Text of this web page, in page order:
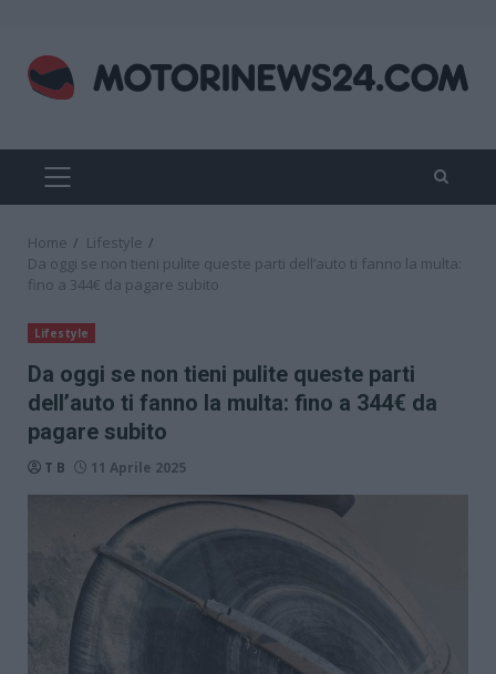
content
PRIMARY
MENU
Home
Lifestyle
Da oggi se non tieni pulite queste parti dell’auto ti fanno la multa:
fino a 344€ da pagare subito
Lifestyle
Da oggi se non tieni pulite queste parti
dell’auto ti fanno la multa: fino a 344€ da
pagare subito
T B 11 Aprile 2025